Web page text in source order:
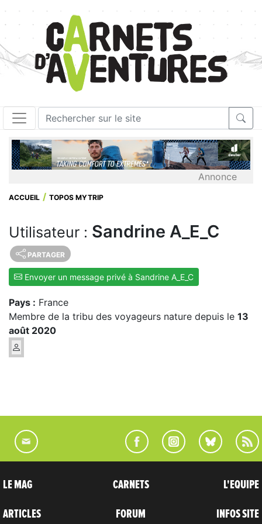
Annonce
ACCUEIL TOPOS MYTRIP
Utilisateur : Sandrine A_E_C
PARTAGER
Envoyer un message privé à Sandrine A_E_C
Pays : France
Membre de la tribu des voyageurs nature depuis le 13
août 2020
LE MAG
ARTICLES
CARNETS
FORUM
L'EQUIPE
INFOS SITE